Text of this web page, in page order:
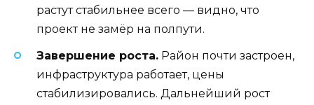
растут стабильнее всего — видно, что
проект не замёр на полпути.
Завершение роста. Район почти застроен,
инфраструктура работает, цены
стабилизировались. Дальнейший рост